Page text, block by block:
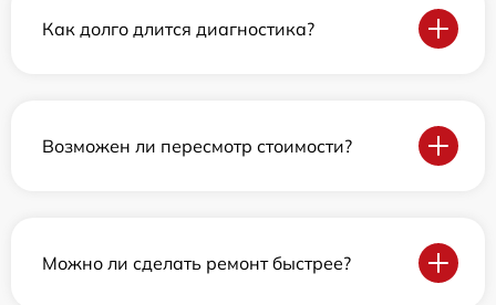
Как долго длится диагностика?
Возможен ли пересмотр стоимости?
Можно ли сделать ремонт быстрее?